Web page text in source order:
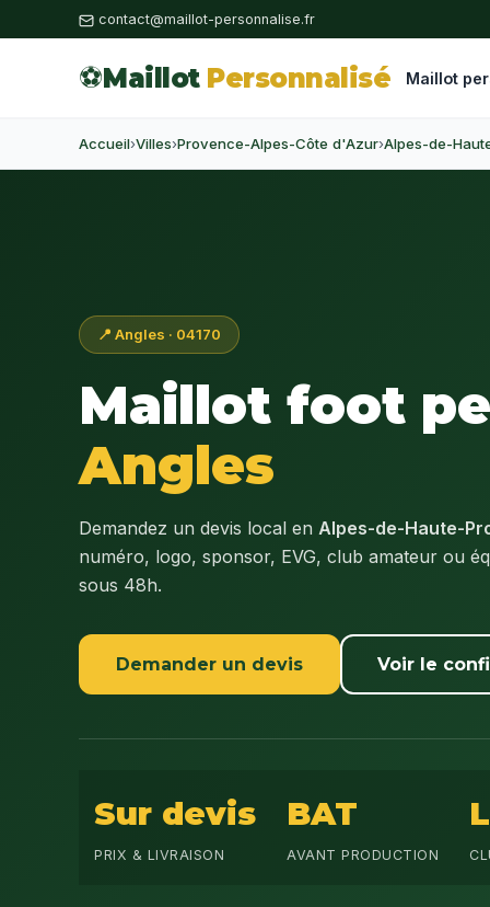
contact@maillot-personnalise.fr
⚽Maillot Personnalisé Maillot
Accueil›Villes›Provence-Alpes-Côte d'Azur›Alpes-de-
📍 Angles · 04170
Maillot foot
Angles
Demandez un devis local en Alpes-de-Haute-
numéro, logo, sponsor, EVG, club amateur ou
sous 48h.
Demander un devis Voir le
Sur devis
PRIX & LIVRAISON
BAT
AVANT PRODUCTION